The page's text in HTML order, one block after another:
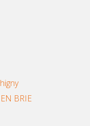
BRIE